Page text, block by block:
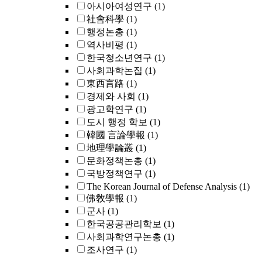
아시아여성연구 (1)
社會科學 (1)
행정논총 (1)
역사비평 (1)
한국청소년연구 (1)
사회과학논집 (1)
東西言路 (1)
경제와 사회 (1)
광고학연구 (1)
도시 행정 학보 (1)
韓國 言論學報 (1)
地理學論叢 (1)
문화정책논총 (1)
국방정책연구 (1)
The Korean Journal of Defense Analysis (1)
佛敎學報 (1)
군사 (1)
한국공공관리학보 (1)
사회과학연구논총 (1)
조사연구 (1)